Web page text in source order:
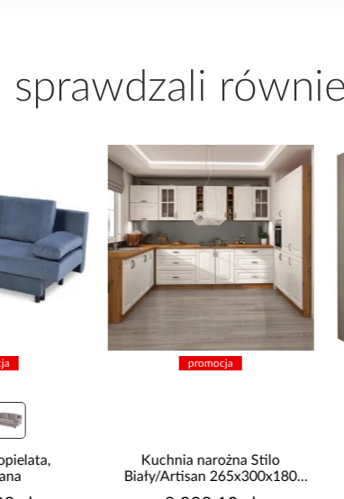
sprawdzali
promocja
Kuchnia narożna Stilo
Biały/Artisan 265x300x180